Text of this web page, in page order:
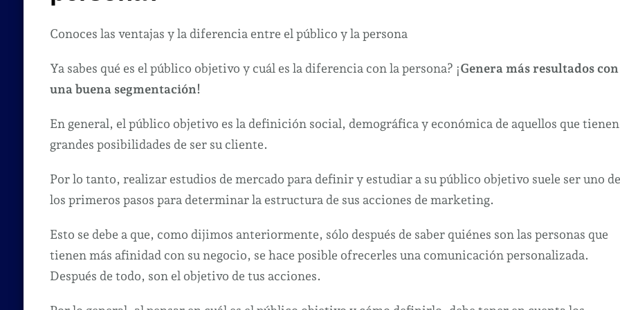
Conoces las ventajas y la diferencia entre el público y la persona
Ya sabes qué es el público objetivo y cuál es la diferencia con la persona? ¡Genera más resultados con
una buena segmentación!
En general, el público objetivo es la definición social, demográfica y económica de aquellos que tienen
grandes posibilidades de ser su cliente.
Por lo tanto, realizar estudios de mercado para definir y estudiar a su público objetivo suele ser uno de
los primeros pasos para determinar la estructura de sus acciones de marketing.
Esto se debe a que, como dijimos anteriormente, sólo después de saber quiénes son las personas que
tienen más afinidad con su negocio, se hace posible ofrecerles una comunicación personalizada.
Después de todo, son el objetivo de tus acciones.